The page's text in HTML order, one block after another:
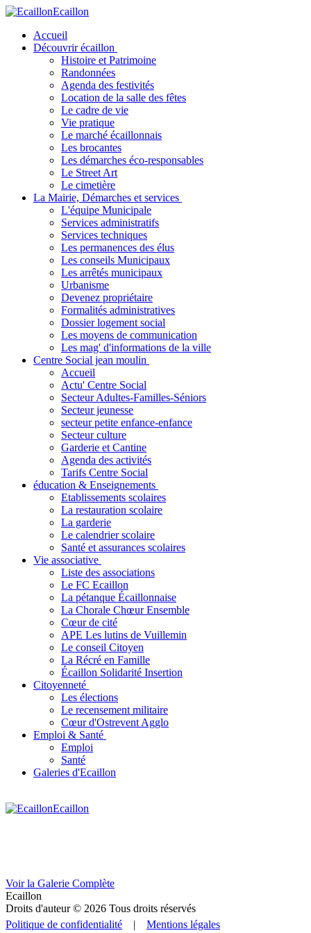
Ecaillon
Accueil
Découvrir écaillon
Histoire et Patrimoine
Randonnées
Agenda des festivités
Location de la salle des fêtes
Le cadre de vie
Vie pratique
Le marché écaillonnais
Les brocantes
Les démarches éco-responsables
Le Street Art
Le cimetière
La Mairie, Démarches et services
L'équipe Municipale
Services administratifs
Services techniques
Les permanences des élus
Les conseils Municipaux
Les arrêtés municipaux
Urbanisme
Devenez propriétaire
Formalités administratives
Dossier logement social
Les moyens de communication
Les mag' d'informations de la ville
Centre Social jean moulin
Accueil
Actu' Centre Social
Secteur Adultes-Familles-Séniors
Secteur jeunesse
secteur petite enfance-enfance
Secteur culture
Garderie et Cantine
Agenda des activités
Tarifs Centre Social
éducation & Enseignements
Etablissements scolaires
La restauration scolaire
La garderie
Le calendrier scolaire
Santé et assurances scolaires
Vie associative
Liste des associations
Le FC Ecaillon
La pétanque Écaillonnaise
La Chorale Chœur Ensemble
Cœur de cité
APE Les lutins de Vuillemin
Le conseil Citoyen
La Récré en Famille
Écaillon Solidarité Insertion
Citoyenneté
Les élections
Le recensement militaire
Cœur d'Ostrevent Agglo
Emploi & Santé
Emploi
Santé
Galeries d'Ecaillon
Ecaillon
Voir la Galerie Complète
Ecaillon
Droits d'auteur © 2026 Tous droits réservés
Politique de confidentialité | Mentions légales